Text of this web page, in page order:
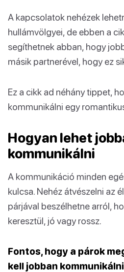
A kapcsolatok nehézek
hullámvölgyei, de ebben a
segíthetnek abban, hogy
másik partnerével, hogy ez
Ez a cikk ad néhány tippet,
kommunikálni egy
Hogyan lehet
kommunikálni
A kommunikáció minden
kulcsa. Nehéz átvészelni az
párjával beszélhetne arról,
keresztül, jó vagy rossz.
Fontos, hogy a párok
kell jobban